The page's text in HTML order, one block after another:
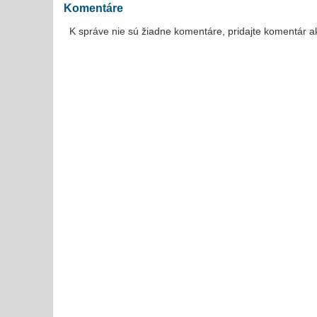
Komentáre
K správe nie sú žiadne komentáre, pridajte komentár